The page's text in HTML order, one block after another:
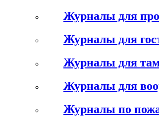
Журналы для
Журналы для
Журналы для
Журналы для
Журналы по